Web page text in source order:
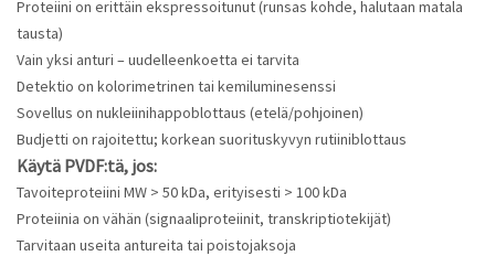
Proteiini on erittäin ekspressoitunut (runsas kohde, halutaan matala
tausta)
Vain yksi anturi – uudelleenkoetta ei tarvita
Detektio on kolorimetrinen tai kemiluminesenssi
Sovellus on nukleiinihappoblottaus (etelä/pohjoinen)
Budjetti on rajoitettu; korkean suorituskyvyn rutiiniblottaus
Käytä PVDF:tä, jos:
Tavoiteproteiini MW > 50 kDa, erityisesti > 100 kDa
Proteiinia on vähän (signaaliproteiinit, transkriptiotekijät)
Tarvitaan useita antureita tai poistojaksoja